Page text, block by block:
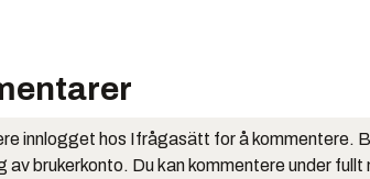
innlogget hos Ifrågasätt for å kommentere.
av brukerkonto. Du kan kommentere under fullt